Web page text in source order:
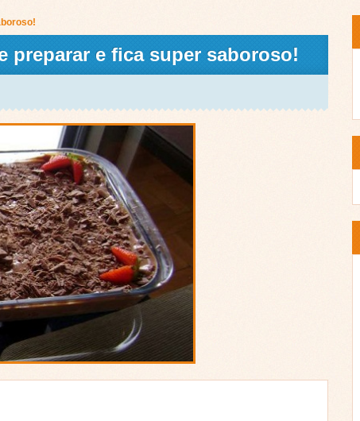
preparar e fica super saboroso!